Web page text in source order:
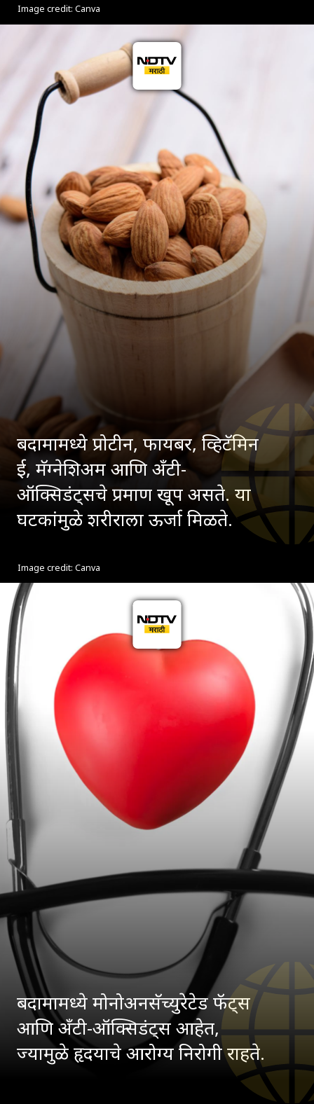
Image credit: Canva
बदामामध्ये प्रोटीन, फायबर, व्हिटॅमिन
ई, मॅग्नेशिअम आणि अँटी-
ऑक्सिडंट्सचे प्रमाण खूप असते. या
घटकांमुळे शरीराला ऊर्जा मिळते.
Image credit: Canva
बदामामध्ये मोनोअनसॅच्युरेटेड फॅट्स
आणि अँटी-ऑक्सिडंट्स आहेत,
ज्यामुळे हृदयाचे आरोग्य निरोगी राहते.